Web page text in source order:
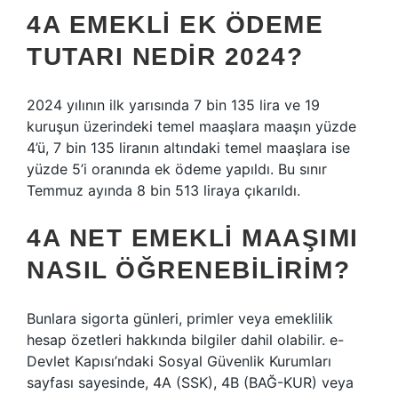
4A EMEKLI EK ÖDEME
TUTARI NEDIR 2024?
2024 yılının ilk yarısında 7 bin 135 lira ve 19
kuruşun üzerindeki temel maaşlara maaşın yüzde
4’ü, 7 bin 135 liranın altındaki temel maaşlara ise
yüzde 5’i oranında ek ödeme yapıldı. Bu sınır
Temmuz ayında 8 bin 513 liraya çıkarıldı.
4A NET EMEKLI MAAŞIMI
NASIL ÖĞRENEBILIRIM?
Bunlara sigorta günleri, primler veya emeklilik
hesap özetleri hakkında bilgiler dahil olabilir. e-
Devlet Kapısı’ndaki Sosyal Güvenlik Kurumları
sayfası sayesinde, 4A (SSK), 4B (BAĞ-KUR) veya